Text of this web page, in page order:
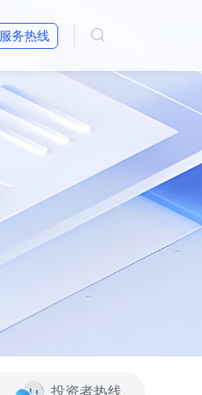
服务热线 
投资者热线